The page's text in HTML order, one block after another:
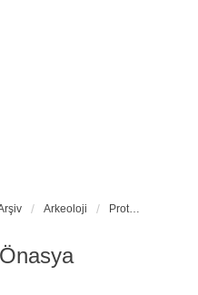
Arkeoloji Protohistorya ve Önasya Arkeolojisi